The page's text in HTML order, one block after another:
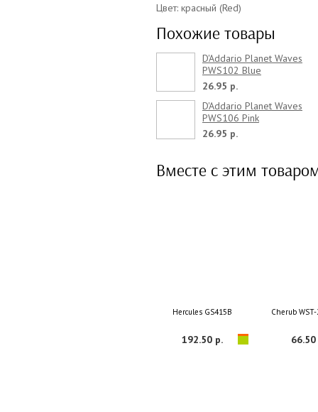
Цвет: красный (Red)
Похожие товары
D'Addario Planet Waves
PWS102 Blue
26.95 р.
D'Addario Planet Waves
PWS106 Pink
26.95 р.
Вместе с этим
Hercules GS415B
192.50 р.
Cherub
66.50